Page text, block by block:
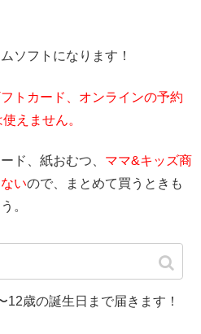
ソフトになります！
トカード、オンラインの予約
えません。
ド、紙おむつ、 ママ&キッズ商
いので、まとめて買うときも
。
歳まで届く？
歳の誕生日まで届きます！